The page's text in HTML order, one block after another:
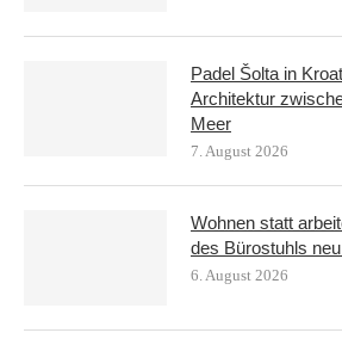
Padel Šolta in
Architektur
Meer
7. August 2026
Wohnen statt
des Bürostuhls
6. August 2026